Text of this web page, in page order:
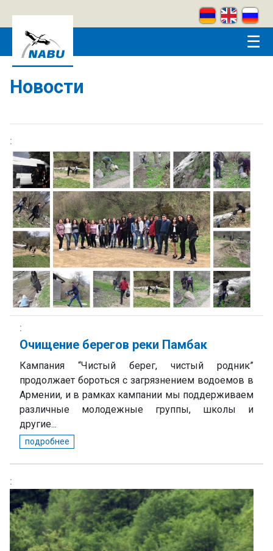
☰
Новости
Очищение берегов реки Памбак
Кампания “Чистый берег, чистый родник”
продолжает бороться с загрязнением водоемов в
Армении, и в рамках кампании мы поддерживаем
различные молодежные группы, школы и
другие...
подробнее